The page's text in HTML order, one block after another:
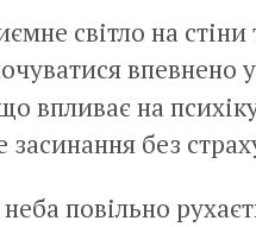
світло на стіни
впевнено
впливає на
засинання без
повільно